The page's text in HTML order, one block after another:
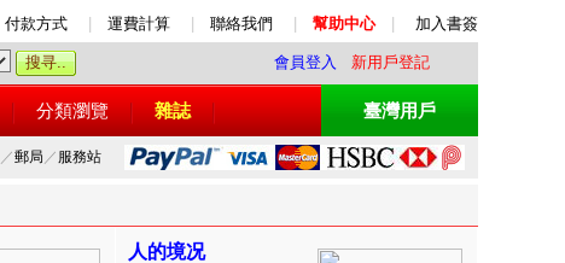
付款方式 運費計算 聯絡我們 幫助中心 加入書簽
會員登入 新用戶登記
分類瀏覽 雜誌 臺灣用戶
／郵局 ／ 服務站
人的境况